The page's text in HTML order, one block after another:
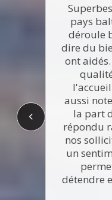
pays
déroule
dire du
ont
aussi
la part
répondu
nos
un
détendre